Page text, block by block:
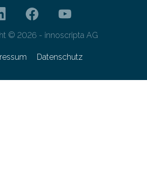
© 2026 - innoscripta AG
Datenschutz